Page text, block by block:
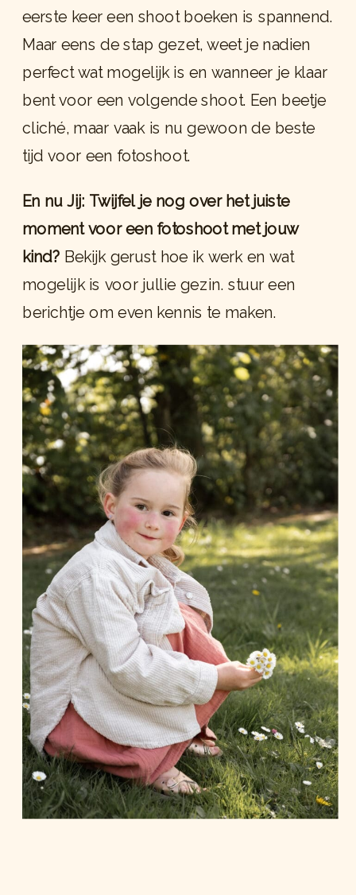
eerste keer een shoot boeken is spannend.
Maar eens de stap gezet, weet je nadien
perfect wat mogelijk is en wanneer je klaar
bent voor een volgende shoot. Een beetje
cliché, maar vaak is nu gewoon de beste
tijd voor een fotoshoot.
En nu Jij: Twijfel je nog over het juiste
moment voor een fotoshoot met jouw
kind? Bekijk gerust hoe ik werk en wat
mogelijk is voor jullie gezin. stuur een
berichtje om even kennis te maken.